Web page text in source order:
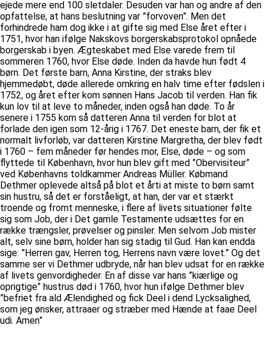
ejede mere end 100 sletdaler. Desuden var han og andre af den
opfattelse, at hans beslutning var ”forvoven”. Men det
forhindrede ham dog ikke i at gifte sig med Else året efter i
1751, hvor han ifølge Nakskovs borgerskabsprotokol opnåede
borgerskab i byen. Ægteskabet med Else varede frem til
sommeren 1760, hvor Else døde. Inden da havde hun født 4
børn. Det første barn, Anna Kirstine, der straks blev
hjemmedøbt, døde allerede omkring en halv time efter fødslen i
1752, og året efter kom sønnen Hans Jacob til verden. Han fik
kun lov til at leve to måneder, inden også han døde. To år
senere i 1755 kom så datteren Anna til verden for blot at
forlade den igen som 12-årig i 1767. Det eneste barn, der fik et
normalt livforløb, var datteren Kirstine Margretha, der blev født
i 1760 – fem måneder før hendes mor, Else, døde – og som
flyttede til København, hvor hun blev gift med ”Obervisiteur”
ved Københavns toldkammer Andreas Müller. Købmand
Dethmer oplevede altså på blot et årti at miste to børn samt
sin hustru, så det er forståeligt, at han, der var et stærkt
troende og fromt menneske, i flere af livets situationer følte
sig som Job, der i Det gamle Testamente udsættes for en
række trængsler, prøvelser og pinsler. Men selvom Job mister
alt, selv sine børn, holder han sig stadig til Gud. Han kan endda
sige: ”Herren gav, Herren tog, Herrens navn være lovet.” Og det
samme ser vi Dethmer udbryde, når han blev udsat for en række
af livets genvordigheder. En af disse var hans ”kiærlige og
oprigtige” hustrus død i 1760, hvor hun ifølge Dethmer blev
”befriet fra ald Ælendighed og fick Deel i dend Lycksalighed,
som jeg ønsker, attraaer og stræber med Hænde at faae Deel
udi. Amen”